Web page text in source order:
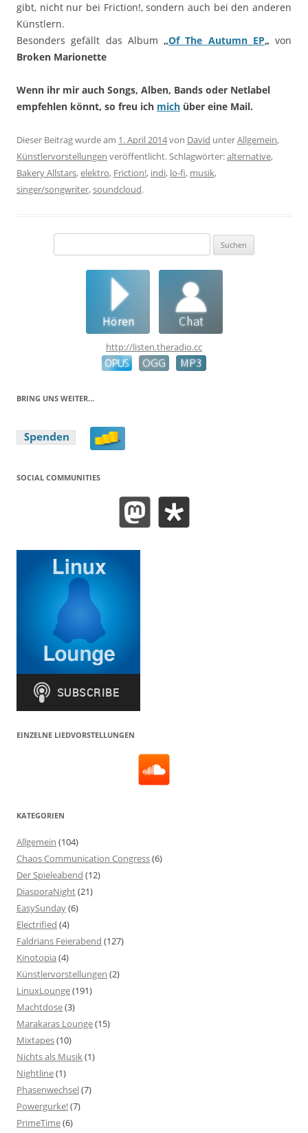
gibt, nicht nur bei Friction!, sondern auch bei den anderen
Künstlern.
Besonders gefällt das Album „Of The Autumn EP„von
Broken Marionette
Wenn ihr mir auch Songs, Alben, Bands oder Netlabel
empfehlen könnt, so freu ich mich über eine Mail.
Dieser Beitrag wurde am 1. April 2014von David unterAllgemein,
Künstlervorstellungen veröffentlicht. Schlagwörter:alternative,
Bakery Allstars,elektro, Friction!, indi, lo-fi, musik,
singer/songwriter,soundcloud.
http://listen.theradio.cc
BRING UNS WEITER…
SOCIAL COMMUNITIES
EINZELNE LIEDVORSTELLUNGEN
KATEGORIEN
Allgemein (104)
Chaos Communication Congress(6)
Der Spieleabend (12)
DiasporaNight(21)
EasySunday(6)
Electrified (4)
Faldrians Feierabend (127)
Kinotopia(4)
Künstlervorstellungen (2)
LinuxLounge(191)
Machtdose(3)
Marakaras Lounge(15)
Mixtapes(10)
Nichts als Musik(1)
Nightline(1)
Phasenwechsel(7)
Powergurke!(7)
PrimeTime(6)